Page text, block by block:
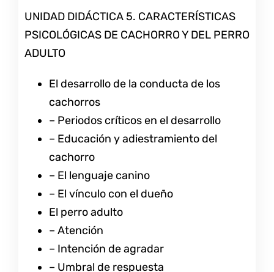
UNIDAD DIDÁCTICA 5. CARACTERÍSTICAS
PSICOLÓGICAS DE CACHORRO Y DEL PERRO
ADULTO
El desarrollo de la conducta de los
cachorros
– Periodos críticos en el desarrollo
– Educación y adiestramiento del
cachorro
– El lenguaje canino
– El vínculo con el dueño
El perro adulto
– Atención
– Intención de agradar
– Umbral de respuesta